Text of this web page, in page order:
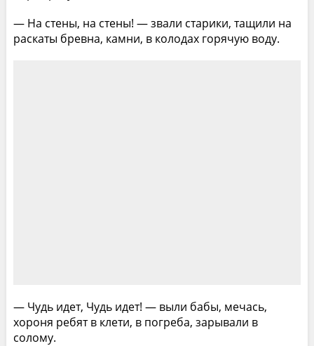
— На стены, на стены! — звали старики, тащили на
раскаты бревна, камни, в колодах горячую воду.
— Чудь идет, Чудь идет! — выли бабы, мечась,
хороня ребят в клети, в погреба, зарывали в
солому.